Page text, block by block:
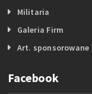
Militaria
Galeria Firm
Art. sponsorowane
Facebook